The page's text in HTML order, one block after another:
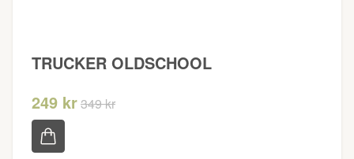
TRUCKER OLDSCHOOL
249 kr349 kr